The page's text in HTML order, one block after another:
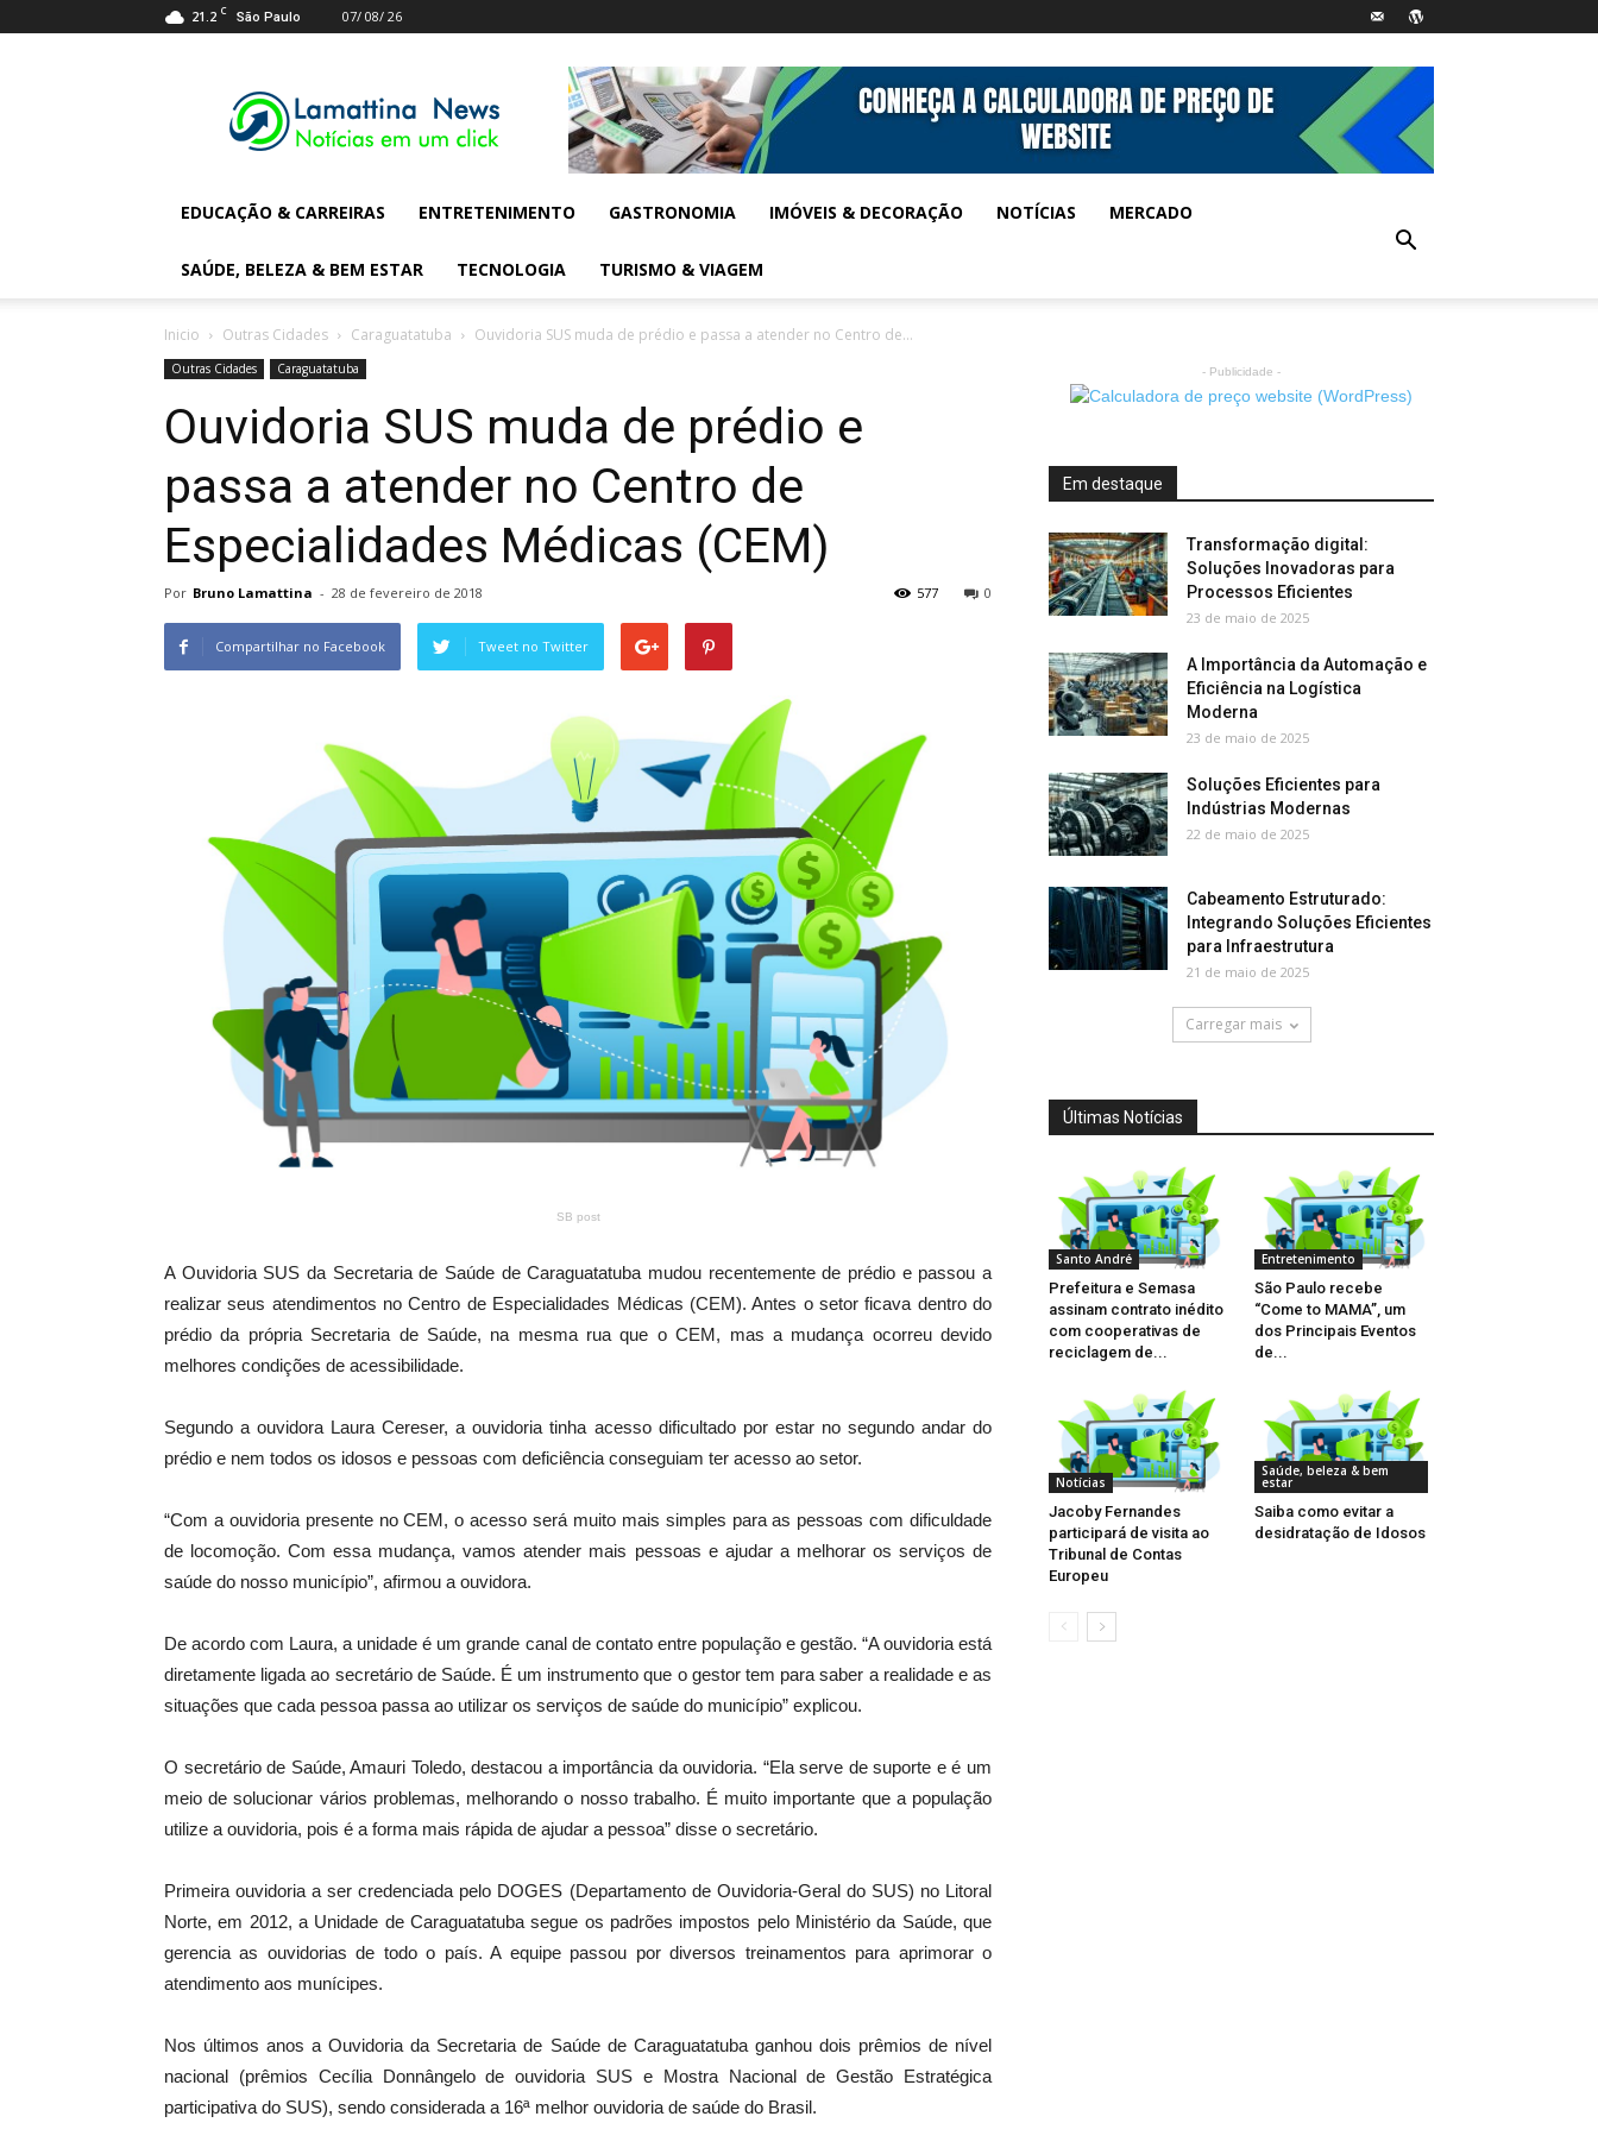
21.2 C São Paulo 07/ 08/ 26
Digital
News
EDUCAÇÃO & CARREIRAS ENTRETENIMENTO GASTRONOMIA IMÓVEIS & DECORAÇÃO NOTÍCIAS MERCADO
SAÚDE, BELEZA & BEM ESTAR TECNOLOGIA TURISMO & VIAGEM
Inicio Outras Cidades Caraguatatuba Ouvidoria SUS muda de prédio e passa a atender no Centro de...
Outras Cidades Caraguatatuba
Ouvidoria SUS muda de prédio e
passa a atender no Centro de
Especialidades Médicas (CEM)
Por Bruno Lamattina - 28 de fevereiro de 2018 0
577
Compartilhar no Facebook Tweet no Twitter
SB post
A Ouvidoria SUS da Secretaria de Saúde de Caraguatatuba mudou recentemente de prédio e passou a
realizar seus atendimentos no Centro de Especialidades Médicas (CEM). Antes o setor ficava dentro do
prédio da própria Secretaria de Saúde, na mesma rua que o CEM, mas a mudança ocorreu devido
melhores condições de acessibilidade.
Segundo a ouvidora Laura Cereser, a ouvidoria tinha acesso dificultado por estar no segundo andar do
prédio e nem todos os idosos e pessoas com deficiência conseguiam ter acesso ao setor.
“Com a ouvidoria presente no CEM, o acesso será muito mais simples para as pessoas com dificuldade
de locomoção. Com essa mudança, vamos atender mais pessoas e ajudar a melhorar os serviços de
saúde do nosso município”, afirmou a ouvidora.
De acordo com Laura, a unidade é um grande canal de contato entre população e gestão. “A ouvidoria está
diretamente ligada ao secretário de Saúde. É um instrumento que o gestor tem para saber a realidade e as
situações que cada pessoa passa ao utilizar os serviços de saúde do município” explicou.
O secretário de Saúde, Amauri Toledo, destacou a importância da ouvidoria. “Ela serve de suporte e é um
meio de solucionar vários problemas, melhorando o nosso trabalho. É muito importante que a população
utilize a ouvidoria, pois é a forma mais rápida de ajudar a pessoa” disse o secretário.
Primeira ouvidoria a ser credenciada pelo DOGES (Departamento de Ouvidoria-Geral do SUS) no Litoral
Norte, em 2012, a Unidade de Caraguatatuba segue os padrões impostos pelo Ministério da Saúde, que
gerencia as ouvidorias de todo o país. A equipe passou por diversos treinamentos para aprimorar o
atendimento aos munícipes.
Nos últimos anos a Ouvidoria da Secretaria de Saúde de Caraguatatuba ganhou dois prêmios de nível
nacional (prêmios Cecília Donnângelo de ouvidoria SUS e Mostra Nacional de Gestão Estratégica
participativa do SUS), sendo considerada a 16ª melhor ouvidoria de saúde do Brasil.
- Publicidade -
Em destaque
Transformação digital:
Soluções Inovadoras para
Processos Eficientes
23 de maio de 2025
A Importância da Automação e
Eficiência na Logística
Moderna
23 de maio de 2025
Soluções Eficientes para
Indústrias Modernas
22 de maio de 2025
Cabeamento Estruturado:
Integrando Soluções Eficientes
para Infraestrutura
21 de maio de 2025
Carregar mais
Últimas Notícias
Santo André
Prefeitura e Semasa
assinam contrato inédito
com cooperativas de
reciclagem de...
Entretenimento
São Paulo recebe
“Come to MAMA”, um
dos Principais Eventos
de...
Notícias
Jacoby Fernandes
participará de visita ao
Tribunal de Contas
Europeu
Saúde, beleza & bem
estar
Saiba como evitar a
desidratação de Idosos